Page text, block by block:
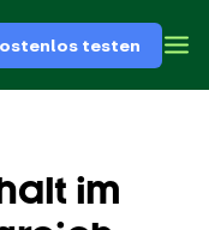
testen
im